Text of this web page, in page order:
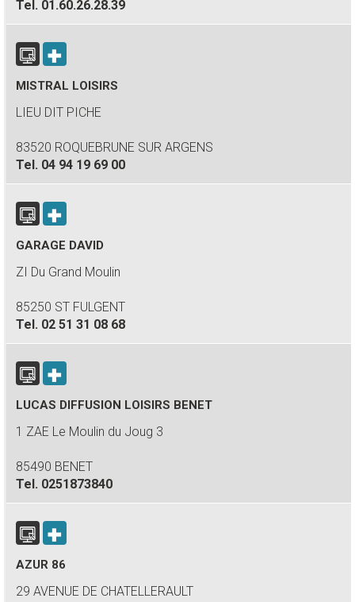
Tel. 01.60.26.28.39
MISTRAL LOISIRS
LIEU DIT PICHE
83520 ROQUEBRUNE SUR ARGENS
Tel. 04 94 19 69 00
GARAGE DAVID
ZI Du Grand Moulin
85250 ST FULGENT
Tel. 02 51 31 08 68
LUCAS DIFFUSION LOISIRS BENET
1 ZAE Le Moulin du Joug 3
85490 BENET
Tel. 0251873840
AZUR 86
29 AVENUE DE CHATELLERAULT